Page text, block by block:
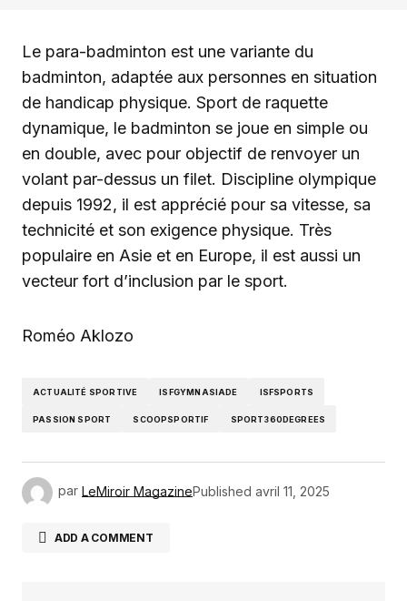
Le para-badminton est une variante du
badminton, adaptée aux personnes en situation
de handicap physique. Sport de raquette
dynamique, le badminton se joue en simple ou
en double, avec pour objectif de renvoyer un
volant par-dessus un filet. Discipline olympique
depuis 1992, il est apprécié pour sa vitesse, sa
technicité et son exigence physique. Très
populaire en Asie et en Europe, il est aussi un
vecteur fort d’inclusion par le sport.
Roméo Aklozo
ACTUALITÉ SPORTIVE ISFGYMNASIADE ISFSPORTS
PASSION SPORT SCOOPSPORTIF SPORT360DEGREES
par LeMiroir MagazinePublished avril 11, 2025
ADD A COMMENT